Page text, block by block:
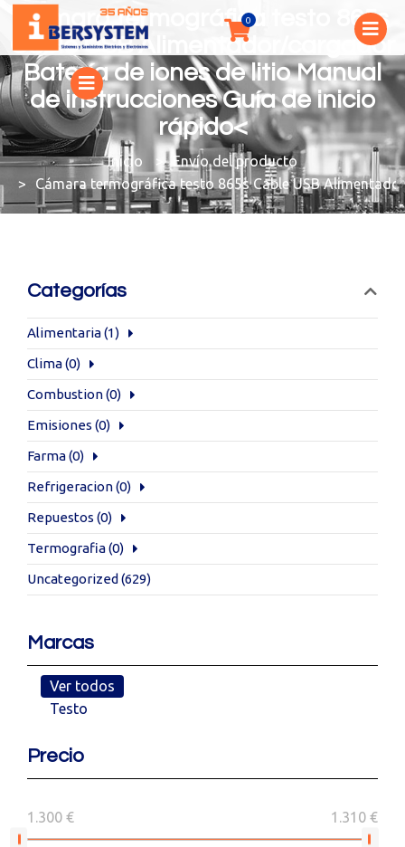
Cámara termográfica testo 865s
Cable USB Alimentador/cargador
Batería de iones de litio Manual
de instrucciones Guía de inicio
rápido<
You are here:
Envío del producto
Cámara termográfica testo 865s Cable USB
Categorías
Alimentaria(1)
Clima(0)
Combustion(0)
Emisiones (0)
Farma(0)
Refrigeracion(0)
Repuestos (0)
Termografia(0)
Uncategorized (629)
Marcas
Ver todos
Testo
Precio
1.300 € 1.310 €